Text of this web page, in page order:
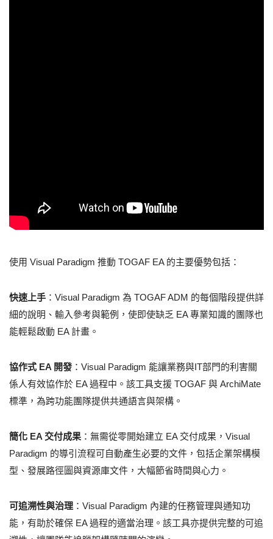
使用 Visual Paradigm 推動 TOGAF EA 的主要優勢包括：
快速上手 ：Visual Paradigm 為 TOGAF ADM 的每個階段提供詳
細的說明、輸入參考與範例，使即使缺乏 EA 專業知識的團隊也
能輕鬆啟動 EA 計畫。
協作式 EA 開發 ：Visual Paradigm 能讓業務與IT部門的利害關
係人有效協作於 EA 過程中。該工具支援 TOGAF 與 ArchiMate
標準，為跨功能團隊提供共通語言與架構。
簡化 EA 交付成果 ：無需從零開始建立 EA 交付成果，Visual
Paradigm 的導引流程可自動產生必要的文件，包括企業架構模
型、發展路徑圖與資源庫文件，大幅節省時間與心力。
可追溯性與治理 ：Visual Paradigm 內建的任務管理與通知功
能，有助於確保 EA 過程的適當治理。該工具亦提供完整的可追